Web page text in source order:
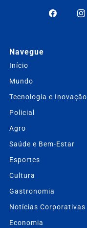
Navegue
Início
Mundo
Tecnologia e Inovação
Policial
Agro
Saúde e Bem-Estar
Esportes
Cultura
Gastronomia
Notícias Corporativas
Economia